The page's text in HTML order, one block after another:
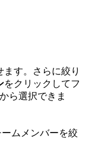
す。さらに絞り
をクリックしてフ
ら選択できま
ムメンバーを絞